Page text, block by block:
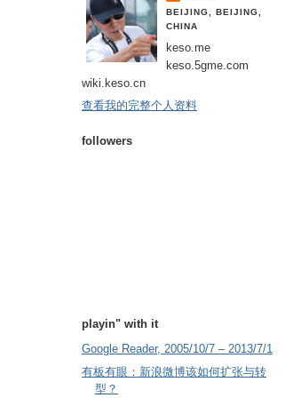
BEIJING, BEIJING,
CHINA
keso.me
keso.5gme.com
wiki.keso.cn
查看我的完整个人资料
followers
playin" with it
Google Reader, 2005/10/7 – 2013/7/1
有板有眼：新浪微博该如何扩张与转
型？